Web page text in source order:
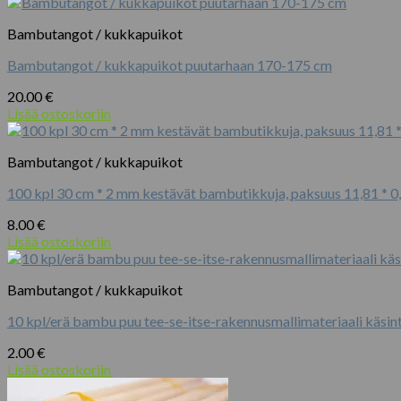
rakennusmallimateriaali
käsintehty
käsityöhön
kalusteet
Making
-
koristeet
Bambutangot / kukkapuikot
Bambutangot / kukkapuikot puutarhaan 170-175 cm
20.00€
Lisää ostoskoriin
Bambutangot / kukkapuikot
100 kpl 30 cm * 2 mm kestävät bambutikkuja, paksuus 11,81 *
8.00€
Lisää ostoskoriin
Bambutangot / kukkapuikot
10 kpl/erä bambu puu tee-se-itse-rakennusmallimateriaali
2.00€
Lisää ostoskoriin